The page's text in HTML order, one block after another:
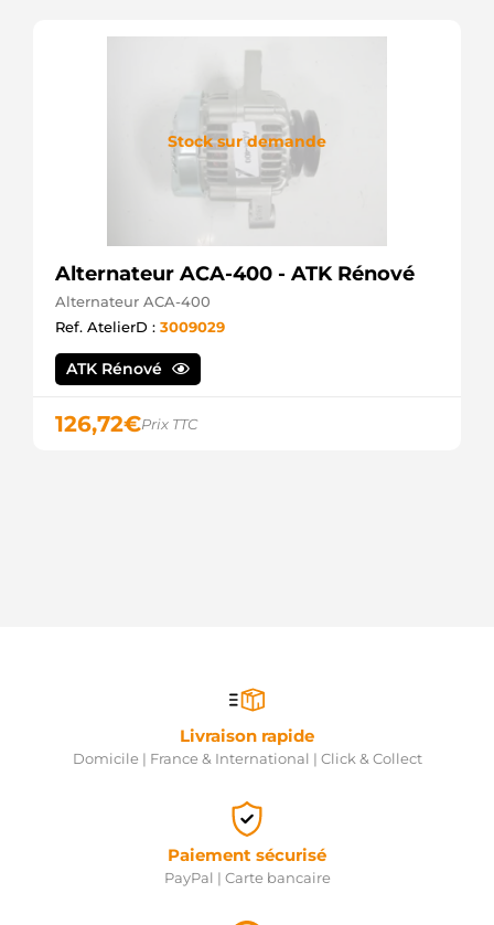
Stock sur demande
Alternateur ACA-400 - ATK Rénové
Alternateur ACA-400
Ref. AtelierD : 3009029
ATK Rénové
126,72€Prix TTC
Livraison rapide
Domicile | France & International | Click & Collect
Paiement sécurisé
PayPal | Carte bancaire